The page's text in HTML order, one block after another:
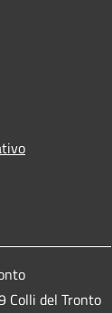
Colli del Tronto